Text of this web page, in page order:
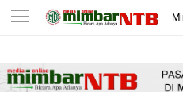
-->